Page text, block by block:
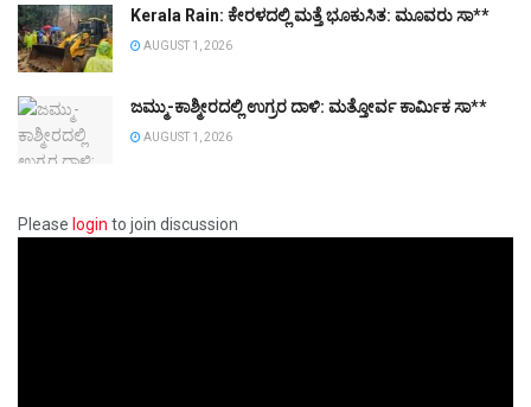
Kerala Rain: ಕೇರಳದಲ್ಲಿ ಮತ್ತೆ ಭೂಕುಸಿತ: ಮೂವರು ಸಾ**
AUGUST 1, 2026
ಜಮ್ಮು-ಕಾಶ್ಮೀರದಲ್ಲಿ ಉಗ್ರರ ದಾಳಿ: ಮತ್ತೋರ್ವ ಕಾರ್ಮಿಕ ಸಾ**
AUGUST 1, 2026
Please login to join discussion